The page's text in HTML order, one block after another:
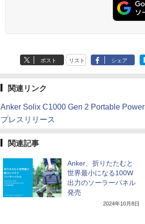
ポスト リスト シェア
関連リンク
Anker Solix C1000 Gen 2 Portable
プレスリリース
関連記事
Anker、折りたたむと
世界最小になる100W
出力のソーラーパネル
発売
2024年10月8日